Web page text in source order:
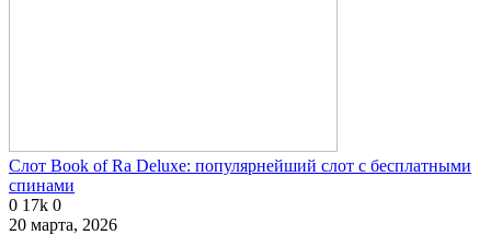
Слот Book of Ra Deluxe: популярнейший слот с бесплатными
спинами
0 17k 0
20 марта, 2026